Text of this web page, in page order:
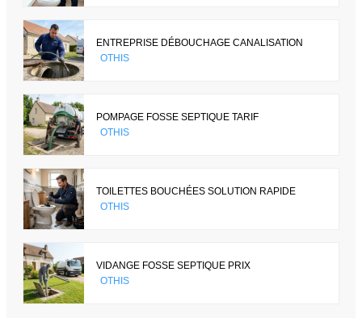
ENTREPRISE DÉBOUCHAGE CANALISATION
OTHIS
POMPAGE FOSSE SEPTIQUE TARIF
OTHIS
TOILETTES BOUCHÉES SOLUTION RAPIDE
OTHIS
VIDANGE FOSSE SEPTIQUE PRIX
OTHIS